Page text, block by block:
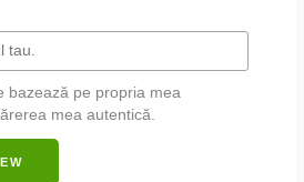
bazează pe propria mea
mea autentică.